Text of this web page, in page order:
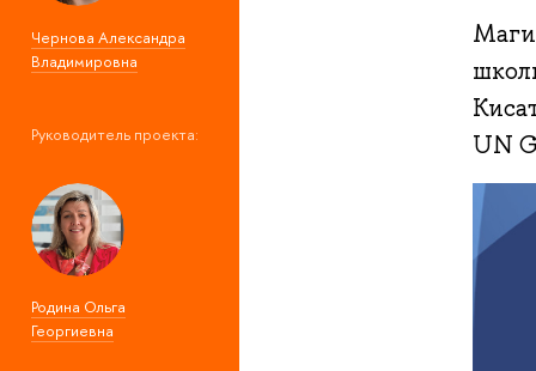
Чернова Александра
Владимировна
Руководитель проекта:
Родина Ольга
Георгиевна
UN